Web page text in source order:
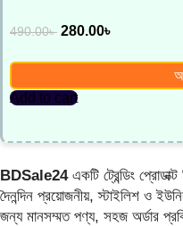
490.00৳ 280.00৳
Add to cart
BDSale24একটি ট্রেন্ডিং
দৈনন্দিন প্রয়োজনীয়, স্টাইলিশ ও
জন্য মানসম্মত পণ্য, সহজ অর্ডার